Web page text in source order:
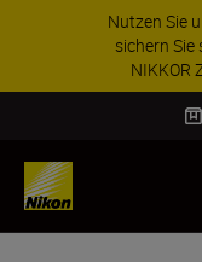
Nutzen Sie
sichern
NIKKOR